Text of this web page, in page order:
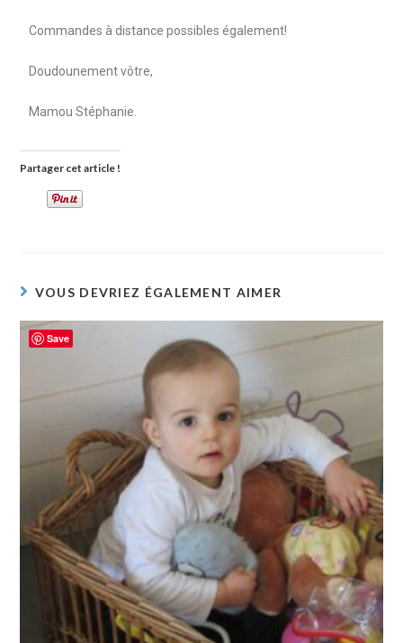
Commandes à distance possibles également!
Doudounement vôtre,
Mamou Stéphanie.
Partager cet article !
VOUS DEVRIEZ ÉGALEMENT AIMER
Save